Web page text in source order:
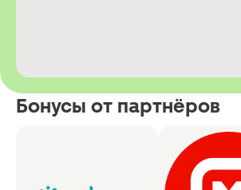
Бонусы от партнёров